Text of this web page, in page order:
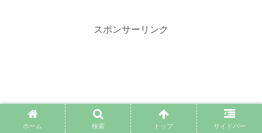
スポンサーリンク
ホーム 検索 トップ サイドバー